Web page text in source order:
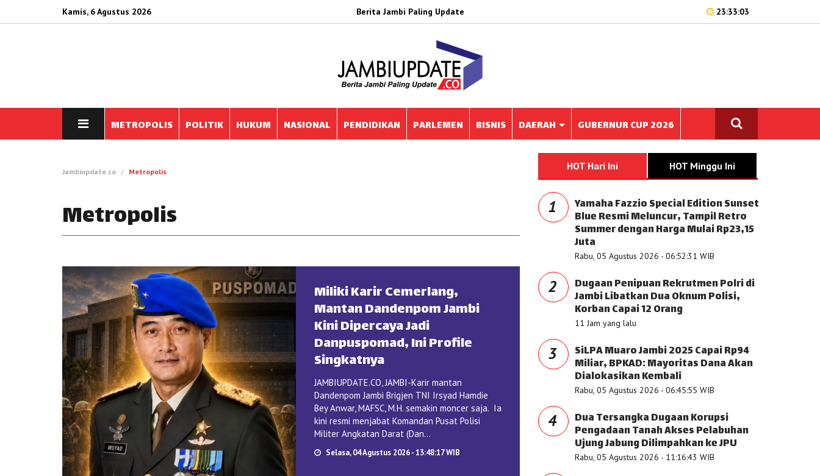
Kamis, 6 Agustus 2026 Berita Jambi Paling Update 23:33:03
METROPOLIS POLITIK HUKUM NASIONAL PENDIDIKAN PARLEMEN BISNIS DAERAH GUBERNUR CUP 2026
Jambiupdate.co Metropolis
Metropolis
Miliki Karir Cemerlang,
Mantan Dandenpom Jambi
Kini Dipercaya Jadi
Danpuspomad, Ini Profile
Singkatnya
JAMBIUPDATE.CO, JAMBI-Karir mantan
Dandenpom Jambi Brigjen TNI Irsyad Hamdie
Bey Anwar, MAFSC, M.H. semakin moncer saja. Ia
kini resmi menjabat Komandan Pusat Polisi
Militer Angkatan Darat (Dan...
Selasa, 04 Agustus 2026 - 13:48:17 WIB
HOT Hari Ini HOT Minggu Ini
1 Yamaha Fazzio Special Edition Sunset
Blue Resmi Meluncur, Tampil Retro
Summer dengan Harga Mulai Rp23,15
Juta
Rabu, 05 Agustus 2026 - 06:52:31 WIB
2 Dugaan Penipuan Rekrutmen Polri di
Jambi Libatkan Dua Oknum Polisi,
Korban Capai 12 Orang
11 Jam yang lalu
3 SiLPA Muaro Jambi 2025 Capai Rp94
Miliar, BPKAD: Mayoritas Dana Akan
Dialokasikan Kembali
Rabu, 05 Agustus 2026 - 06:45:55 WIB
4 Dua Tersangka Dugaan Korupsi
Pengadaan Tanah Akses Pelabuhan
Ujung Jabung Dilimpahkan ke JPU
Rabu, 05 Agustus 2026 - 11:16:43 WIB